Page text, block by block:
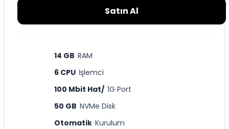
Satın Al
14 GB RAM
6 CPU İşlemci
100 Mbit Hat/ 1G Port
50 GB NVMe Disk
Otomatik Kurulum